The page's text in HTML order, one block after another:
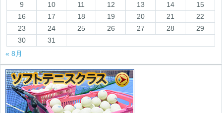
9
10 11 12 13 14
15
16
17 18 19 20 21
22
23
24 25 26 27 28
29
30
31
« 8月